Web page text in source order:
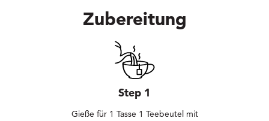
Zubereitung
Step 1
Gieße für 1 Tasse 1 Teebeutel mit